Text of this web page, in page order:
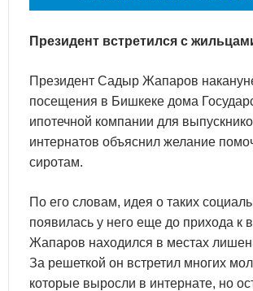
Президент встретился с
Президент Садыр Жапаров
посещения в Бишкеке дома
ипотечной компании для
интернатов объяснил желание
сиротам.
По его словам, идея о таких
появилась у него еще до прихода к
Жапаров находился в местах
За решеткой он встретил многих
которые выросли в интернате, но